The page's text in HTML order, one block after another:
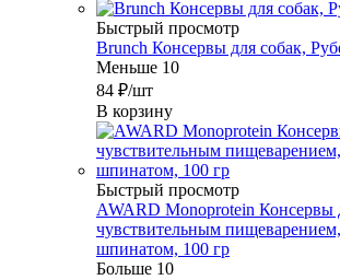
Быстрый просмотр
Brunch Консервы для собак,
Меньше 10
84 ₽/шт
В корзину
Быстрый просмотр
AWARD Monoprotein Консервы
чувствительным
шпинатом, 100 гр
Больше 10